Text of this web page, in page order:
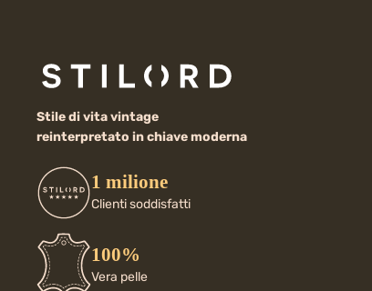
Stile di vita vintage
reinterpretato in chiave moderna
1 milione
Clienti soddisfatti
100%
Vera pelle